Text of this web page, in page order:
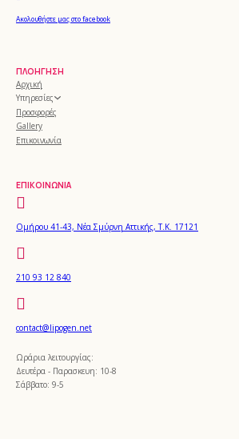
Ακολουθήστε μας στο facebook
ΠΛΟΉΓΗΣΗ
Αρχική
Υπηρεσίες
Προσφορές
Gallery
Επικοινωνία
ΕΠΙΚΟΙΝΩΝΊΑ
Ομήρου 41-43, Νέα Σμύρνη Αττικής, Τ.Κ. 17121
210 93 12 840
contact@lipogen.net
Ωράρια λειτουργίας:
Δευτέρα - Παρασκευη: 10-8
Σάββατο: 9-5